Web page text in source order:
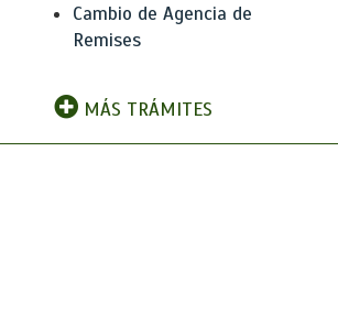
Cambio de Agencia de
Remises
MÁS TRÁMITES